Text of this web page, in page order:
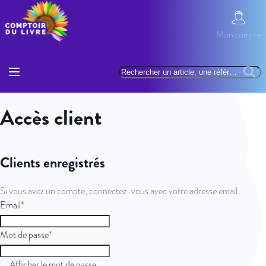
Allez au contenu
Rechercher
Mon
Mon compte
Accès client
Clients enregistrés
Si vous avez un compte, connectez-vous avec votre adresse email.
Email
Mot de passe